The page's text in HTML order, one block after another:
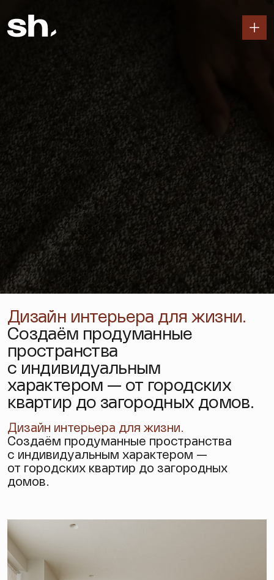
Дизайн интерьера для жизни.
Создаём продуманные
пространства
с индивидуальным
характером — от городских
квартир до загородных домов.
Дизайн интерьера для жизни.
Создаём продуманные пространства
с индивидуальным характером —
от городских квартир до загородных
домов.